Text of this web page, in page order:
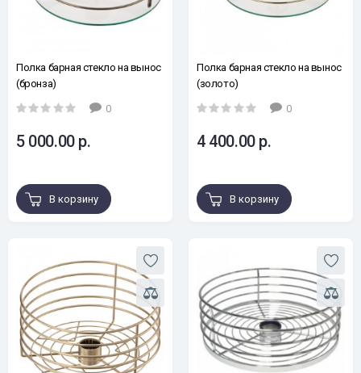
Полка барная стекло на вынос
(бронза)
0
5 000.00 р.
В корзину
Полка барная стекло на вынос
(золото)
0
4 400.00 р.
В корзину